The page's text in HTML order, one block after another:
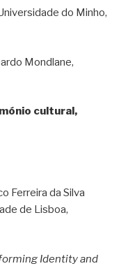
do Minho,
Mondlane,
cultural,
Ferreira da Silva
de Lisboa,
Identity and